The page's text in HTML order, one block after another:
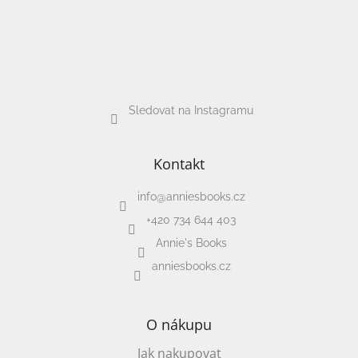
Sledovat na Instagramu
Kontakt
info@anniesbooks.cz
+420 734 644 403
Annie's Books
anniesbooks.cz
O nákupu
Jak nakupovat